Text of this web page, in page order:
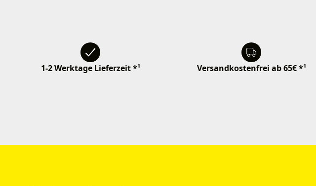
1-2 Werktage Lieferzeit *¹ Versandkostenfrei ab 65€ *¹